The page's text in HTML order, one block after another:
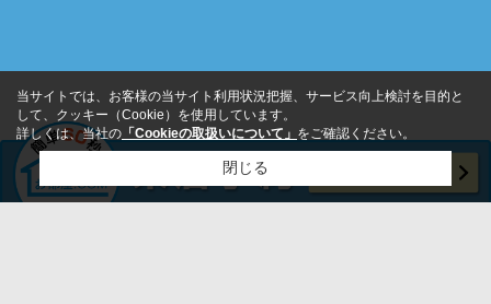
当サイトでは、お客様の当サイト利用状況把握、サービス向上検討を目的と
して、クッキー（Cookie）を使用しています。
詳しくは、当社の 「Cookieの取扱いについて」 をご確認ください。
閉じる